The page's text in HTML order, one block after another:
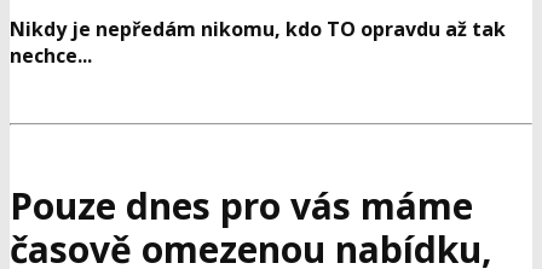
Nikdy je nepředám nikomu, kdo TO opravdu až tak
nechce...
Pouze dnes pro vás máme
časově omezenou nabídku,